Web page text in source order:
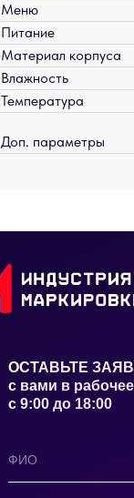
Меню
Питание
Материал корпуса
Влажность
Температура
Доп. параметры
ОСТАВЬТЕ
с вами в
с 9:00 до 18:00